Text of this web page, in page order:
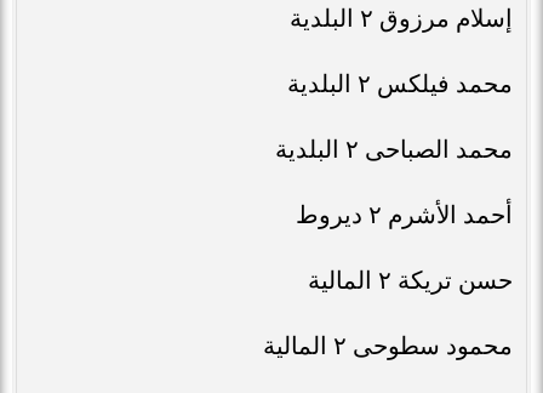
إسلام مرزوق ٢ البلدية
محمد فيلكس ٢ البلدية
محمد الصباحى ٢ البلدية
أحمد الأشرم ٢ ديروط
حسن تريكة ٢ المالية
محمود سطوحى ٢ المالية